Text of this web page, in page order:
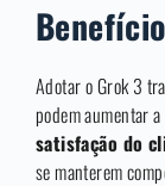
Adotar o Grok 3
podem aumentar
satisfação do
se manterem